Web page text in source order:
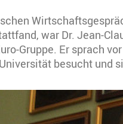
war Dr. Jean-
Gruppe. Er sprach
besucht und